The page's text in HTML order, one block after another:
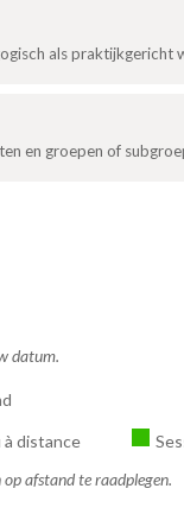
als praktijkgericht
en groepen of
datum.
distance
afstand te raadplegen.